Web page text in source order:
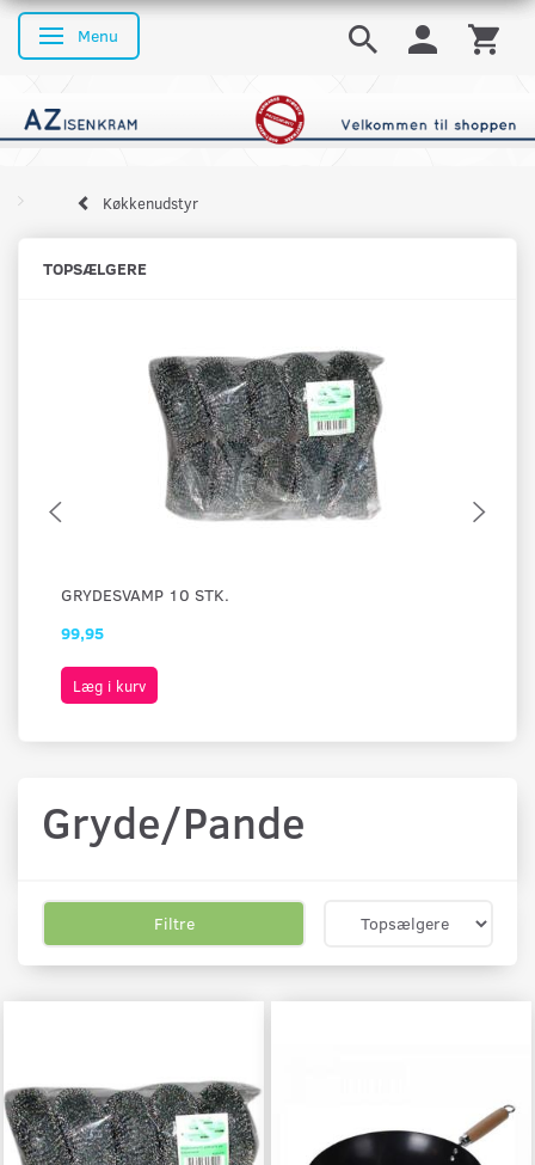
Skifte navigation
Menu
Køkkenudstyr
TOPSÆLGERE
GRYDESVAMP 10 STK.
99,95
Læg i kurv
Gryde/Pande
Filtre